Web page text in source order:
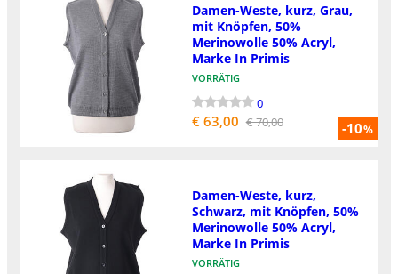
-10%
Damen-Weste, kurz, Grau,
mit Knöpfen, 50%
Merinowolle 50% Acryl,
Marke In Primis
VORRÄTIG
0
€ 63,00 € 70,00
Damen-Weste, kurz,
Schwarz, mit Knöpfen, 50%
Merinowolle 50% Acryl,
Marke In Primis
VORRÄTIG